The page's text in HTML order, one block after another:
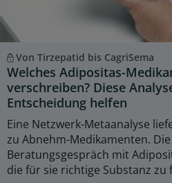
Von Tirzepatid bis CagriSema
Welches Adipositas-
verschreiben? Diese
Entscheidung helfen
Eine Netzwerk-Metaanalyse
zu Abnehm-Medikamenten.
Beratungsgespräch mit
die für sie richtige Substanz zu